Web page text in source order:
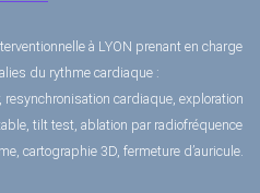
à LYON prenant en charge
du rythme cardiaque :
cardiaque, exploration
tilt test, ablation par radiofréquence
cartographie 3D, fermeture d’auricule.